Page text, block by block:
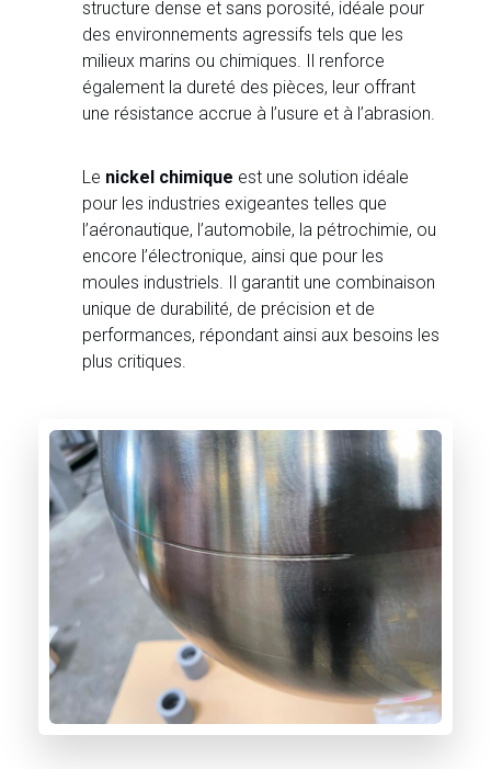
structure dense et sans porosité, idéale pour
des environnements agressifs tels que les
milieux marins ou chimiques. Il renforce
également la dureté des pièces, leur offrant
une résistance accrue à l’usure et à l’abrasion.
Le nickel chimique est une solution idéale
pour les industries exigeantes telles que
l’aéronautique, l’automobile, la pétrochimie, ou
encore l’électronique, ainsi que pour les
moules industriels. Il garantit une combinaison
unique de durabilité, de précision et de
performances, répondant ainsi aux besoins les
plus critiques.